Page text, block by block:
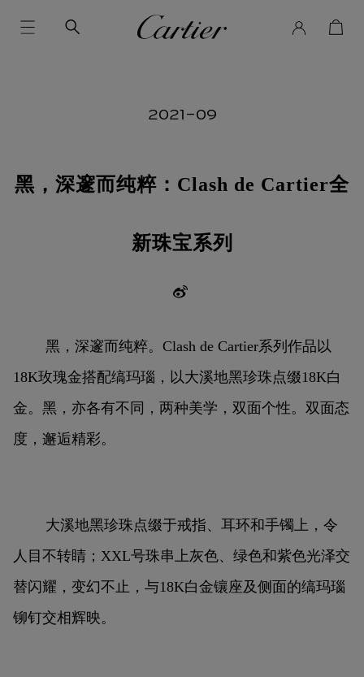
2021-09
黑，深邃而纯粹：Clash de Cartier全
新珠宝系列
黑，深邃而纯粹。Clash de Cartier系列作品以
18K玫瑰金搭配缟玛瑙，以大溪地黑珍珠点缀18K白
金。黑，亦各有不同，两种美学，双面个性。双面态
度，邂逅精彩。
大溪地黑珍珠点缀于戒指、耳环和手镯上，令
人目不转睛；XXL号珠串上灰色、绿色和紫色光泽交
替闪耀，变幻不止，与18K白金镶座及侧面的缟玛瑙
铆钉交相辉映。